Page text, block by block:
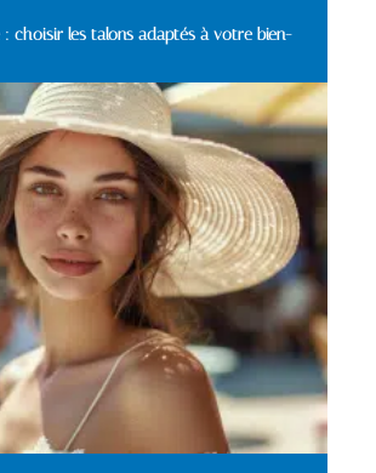
choisir les talons adaptés à votre bien-